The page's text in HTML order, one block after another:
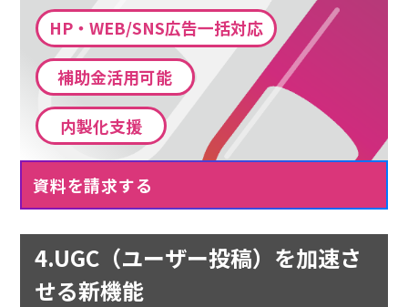
HP・WEB/SNS広告一括対応
補助金活用可能
内製化支援
資料を請求する
4.UGC（ユーザー投稿）を加速さ
せる新機能